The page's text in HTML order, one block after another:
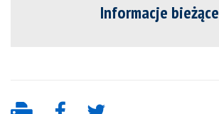
Informacje bieżące